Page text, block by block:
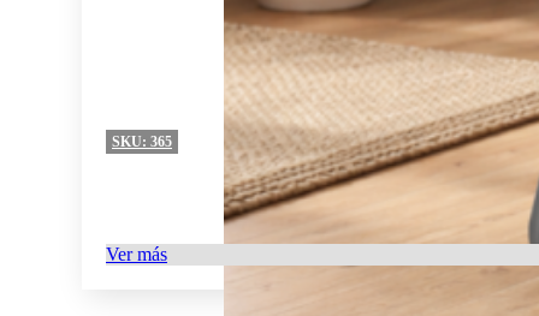
SKU: 365
Ver más